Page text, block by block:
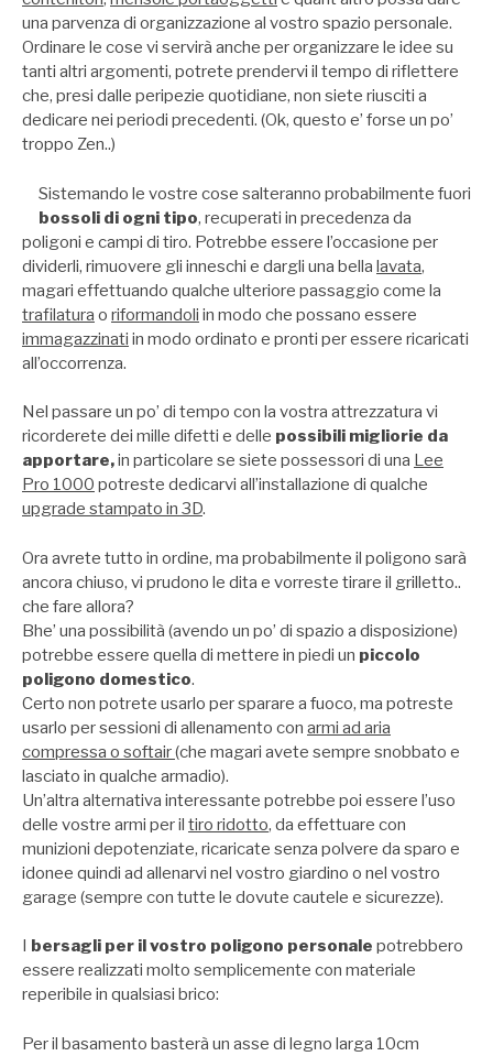
una parvenza di organizzazione al vostro spazio personale.
Ordinare le cose vi servirà anche per organizzare le idee su
tanti altri argomenti, potrete prendervi il tempo di riflettere
che, presi dalle peripezie quotidiane, non siete riusciti a
dedicare nei periodi precedenti. (Ok, questo e’ forse un po’
troppo Zen..)
Sistemando le vostre cose salteranno probabilmente fuori
bossoli di ogni tipo, recuperati in precedenza da
poligoni e campi di tiro. Potrebbe essere l’occasione per
dividerli, rimuovere gli inneschi e dargli una bella lavata,
magari effettuando qualche ulteriore passaggio come la
trafilatura o riformandoli in modo che possano essere
immagazzinati in modo ordinato e pronti per essere ricaricati
all’occorrenza.
Nel passare un po’ di tempo con la vostra attrezzatura vi
ricorderete dei mille difetti e delle possibili migliorie da
apportare,in particolare se siete possessori di una Lee
Pro 1000 potreste dedicarvi all’installazione di qualche
upgrade stampato in 3D.
Ora avrete tutto in ordine, ma probabilmente il poligono sarà
ancora chiuso, vi prudono le dita e vorreste tirare il grilletto..
che fare allora?
Bhe’ una possibilità (avendo un po’ di spazio a disposizione)
potrebbe essere quella di mettere in piedi un piccolo
poligono domestico.
Certo non potrete usarlo per sparare a fuoco, ma potreste
usarlo per sessioni di allenamento con armi ad aria
compressa o softair(che magari avete sempre snobbato e
lasciato in qualche armadio).
Un’altra alternativa interessante potrebbe poi essere l’uso
delle vostre armi per il tiro ridotto, da effettuare con
munizioni depotenziate, ricaricate senza polvere da sparo e
idonee quindi ad allenarvi nel vostro giardino o nel vostro
garage (sempre con tutte le dovute cautele e sicurezze).
I bersagli per il vostro poligono personale potrebbero
essere realizzati molto semplicemente con materiale
reperibile in qualsiasi brico:
Per il basamento basterà un asse di legno larga 10cm